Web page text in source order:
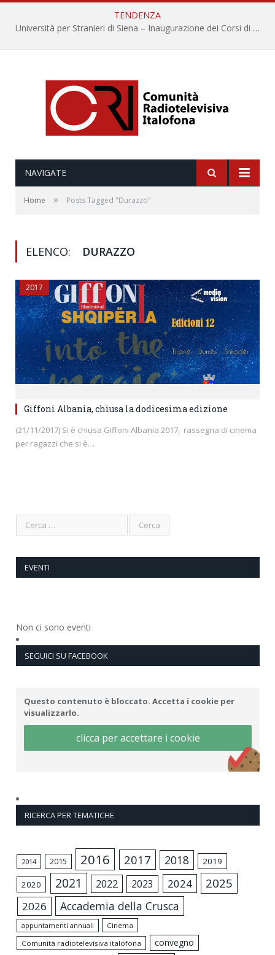
TENDENZA
Università per Stranieri di Siena – Inaugurazione dei Corsi di Lingua e Cultura Italiana, 109a annata
NAVIGATE
Home » Posts Tagged "Durazzo"
ELENCO: DURAZZO
2017
Giffoni Albania, chiusa la dodicesima edizione
(21/11/2017) Si è chiusa Giffoni Albania 2017, rassegna di cinema
per ragazzi che si è…
EVENTI
Non ci sono eventi
SEGUICI SU FACEBOOK
Questo contenuto è bloccato. Accetta i cookie per
visualizzarlo.
clicca per accettare i cookie
RICERCA PER TEMATICHE
2014 2015 2016 2017 2018 2019
2020 2021 2022 2023 2024 2025
2026 Accademia della Crusca
appuntamenti annuali
Cinema
Comunità radiotelevisiva italofona
convegno